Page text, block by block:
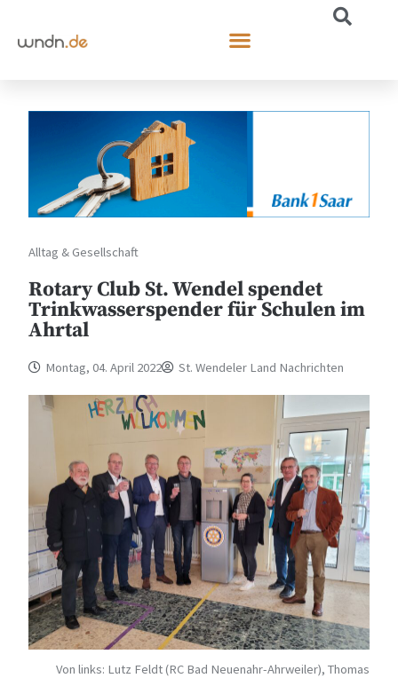
Alltag & Gesellschaft
Rotary Club St. Wendel spendet
Trinkwasserspender für Schulen im
Ahrtal
Montag, 04. April 2022 St. Wendeler Land Nachrichten
Von links: Lutz Feldt (RC Bad Neuenahr-Ahrweiler), Thomas